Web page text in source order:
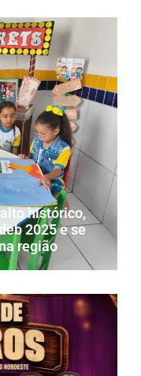
histórico,
2025 e se
região